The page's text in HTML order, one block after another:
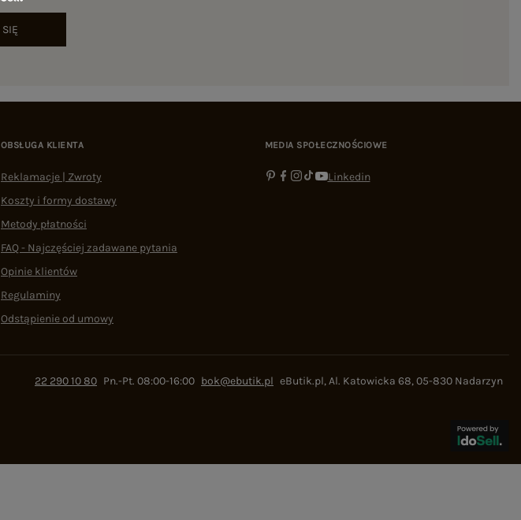
OBSŁUGA KLIENTA
Reklamacje | Zwroty
Koszty i formy dostawy
Metody płatności
FAQ - Najczęściej zadawane pytania
Opinie klientów
Regulaminy
Odstąpienie od umowy
MEDIA SPOŁECZNOŚCIOWE
Linkedin
22 290 10 80 Pn.-Pt. 08:00-16:00 bok@ebutik.pl eButik.pl,Al. Katowicka 68,05-830 Nadarzyn